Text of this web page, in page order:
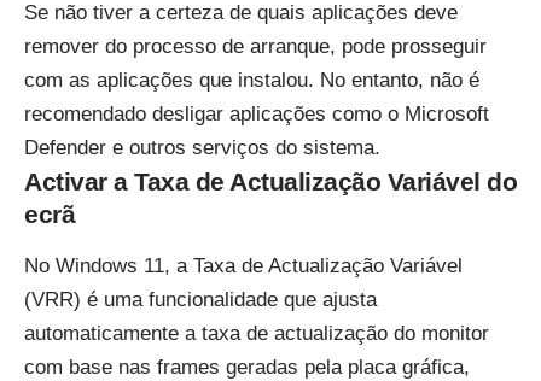
Se não tiver a certeza de quais aplicações deve
remover do processo de arranque, pode prosseguir
com as aplicações que instalou. No entanto, não é
recomendado desligar aplicações como o Microsoft
Defender e outros serviços do sistema.
Activar a Taxa de Actualização Variável do
ecrã
No Windows 11, a Taxa de Actualização Variável
(VRR) é uma funcionalidade que ajusta
automaticamente a taxa de actualização do monitor
com base nas frames geradas pela placa gráfica,